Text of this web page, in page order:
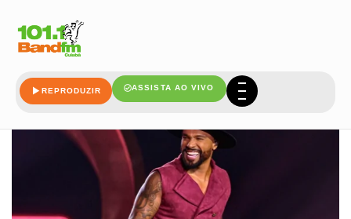
REPRODUZIR ASSISTA AO VIVO